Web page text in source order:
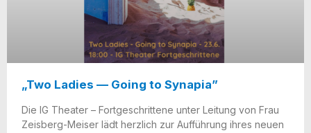
„Two Ladies — Going to Synapia”
Die IG Thea­ter – Fort­ge­schrit­te­ne unter Lei­tung von Frau
Zeisberg-Mei­­ser lädt herz­lich zur Auf­füh­rung ihres neu­en